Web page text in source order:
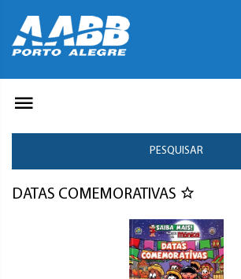
PESQUISAR
DATAS COMEMORATIVAS